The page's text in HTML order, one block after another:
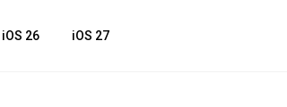
iOS 26 iOS 27